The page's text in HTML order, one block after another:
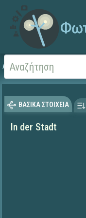
Αρχική
ΒΑΣΙΚΑ ΣΤΟΙΧΕΙΑ
In der Stadt